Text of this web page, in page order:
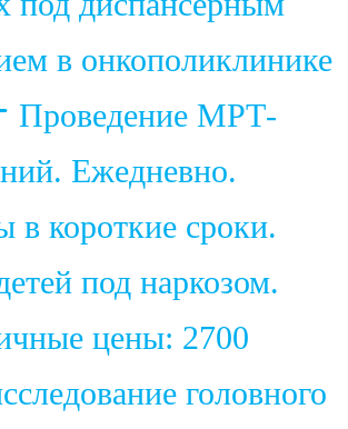
в онкополиклинике
Проведение МРТ-
Ежедневно.
в короткие сроки.
под наркозом.
цены: 2700
головного